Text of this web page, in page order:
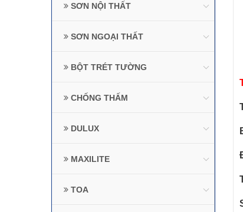
SƠN NỘI THẤT
SƠN NGOẠI THẤT
BỘT TRÉT TƯỜNG
CHỐNG THẤM
DULUX
MAXILITE
TOA